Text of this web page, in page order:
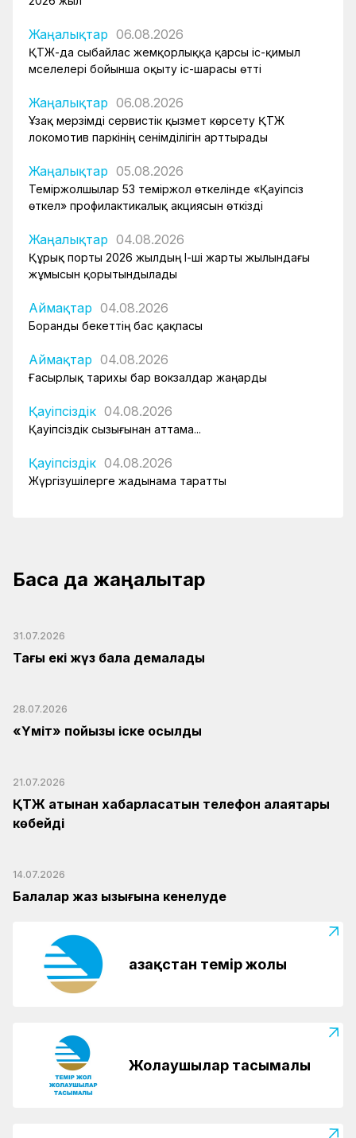
Жаңалықтар 06.08.2026
ҚТЖ-да сыбайлас жемқорлыққа қарсы іс-қимыл
мәселелері бойынша оқыту іс-шарасы өтті
Жаңалықтар 06.08.2026
Ұзақ мерзімді сервистік қызмет көрсету ҚТЖ
локомотив паркінің сенімділігін арттырады
Жаңалықтар 05.08.2026
Теміржолшылар 53 теміржол өткелінде «Қауіпсіз
өткел» профилактикалық акциясын өткізді
Жаңалықтар 04.08.2026
Құрық порты 2026 жылдың І-ші жарты жылындағы
жұмысын қорытындылады
Аймақтар 04.08.2026
Боранды бекеттің бас қақпасы
Аймақтар 04.08.2026
Ғасырлық тарихы бар вокзалдар жаңарды
Қауіпсіздік 04.08.2026
Қауіпсіздік сызығынан аттама...
Қауіпсіздік 04.08.2026
Жүргізушілерге жадынама таратты
Басқа да жаңалықтар
31.07.2026
Тағы екі жүз бала демалады
28.07.2026
«Үміт» пойызы іске қосылды
21.07.2026
ҚТЖ атынан хабарласатын телефон алаяқтары
көбейді
14.07.2026
Балалар жаз қызығына кенелуде
Қазақстан темір жолы
Жолаушылар тасымалы